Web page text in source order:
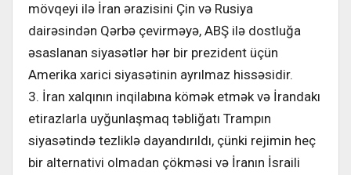
mövqeyi ilə İran ərazisini Çin və Rusiya
dairəsindən Qərbə çevirməyə, ABŞ ilə dostluğa
əsaslanan siyasətlər hər bir prezident üçün
Amerika xarici siyasətinin ayrılmaz hissəsidir.
3. İran xalqının inqilabına kömək etmək və İrandakı
etirazlarla uyğunlaşmaq təbliğatı Trampın
siyasətində tezliklə dayandırıldı, çünki rejimin heç
bir alternativi olmadan çökməsi və İranın İsraili